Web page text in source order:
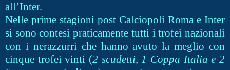
all’Inter.
Nelle prime stagioni post Calciopoli Roma e Inter
si sono contesi praticamente tutti i trofei nazionali
con i nerazzurri che hanno avuto la meglio con
cinque trofei vinti (2 scudetti, 1 Coppa Italia e 2